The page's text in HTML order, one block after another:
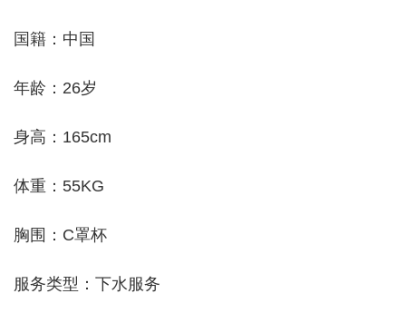
国籍：中国
年龄：26岁
身高：165cm
体重：55KG
胸围：C罩杯
服务类型：下水服务